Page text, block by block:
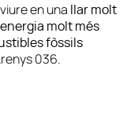
en una
llar molt
molt més
fòssils
036.